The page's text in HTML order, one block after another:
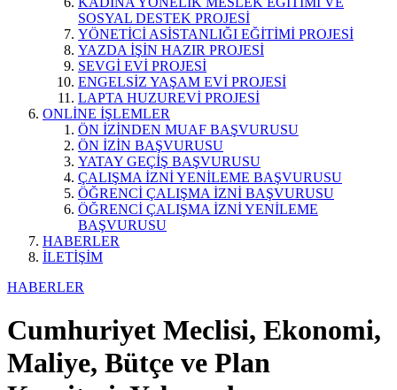
SOSYAL DESTEK PROJESİ
YÖNETİCİ ASİSTANLIĞI EĞİTİMİ PROJESİ
YAZDA İŞİN HAZIR PROJESİ
SEVGİ EVİ PROJESİ
ENGELSİZ YAŞAM EVİ PROJESİ
LAPTA HUZUREVİ PROJESİ
ONLİNE İŞLEMLER
ÖN İZİNDEN MUAF BAŞVURUSU
ÖN İZİN BAŞVURUSU
YATAY GEÇİŞ BAŞVURUSU
ÇALIŞMA İZNİ YENİLEME BAŞVURUSU
ÖĞRENCİ ÇALIŞMA İZNİ BAŞVURUSU
ÖĞRENCİ ÇALIŞMA İZNİ YENİLEME
BAŞVURUSU
HABERLER
İLETİŞİM
HABERLER
Cumhuriyet Meclisi, Ekonomi,
Maliye, Bütçe ve Plan